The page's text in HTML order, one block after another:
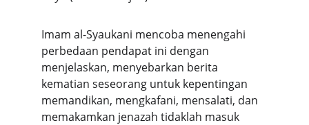
Imam al-Syaukani mencoba menengahi
perbedaan pendapat ini dengan
menjelaskan, menyebarkan berita
kematian seseorang untuk kepentingan
memandikan, mengkafani, mensalati, dan
memakamkan jenazah tidaklah masuk